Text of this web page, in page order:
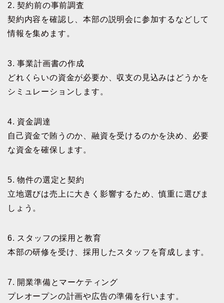
2. 契約前の事前調査
契約内容を確認し、本部の説明会に参加するなどして
情報を集めます。
3. 事業計画書の作成
どれくらいの資金が必要か、収支の見込みはどうかを
シミュレーションします。
4. 資金調達
自己資金で賄うのか、融資を受けるのかを決め、必要
な資金を確保します。
5. 物件の選定と契約
立地選びは売上に大きく影響するため、慎重に選びま
しょう。
6. スタッフの採用と教育
本部の研修を受け、採用したスタッフを育成します。
7. 開業準備とマーケティング
プレオープンの計画や広告の準備を行います。